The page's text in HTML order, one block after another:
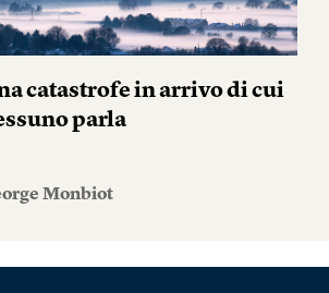
catastrofe in arrivo di cui
parla
Monbiot